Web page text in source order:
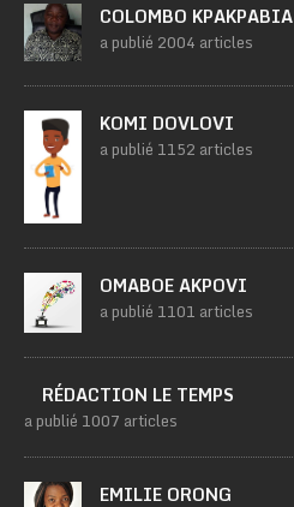
COLOMBO KPAKPABIA
a publié 2004 articles
KOMI DOVLOVI
a publié 1152 articles
OMABOE AKPOVI
a publié 1101 articles
RÉDACTION LE TEMPS
a publié 1007 articles
EMILIE ORONG